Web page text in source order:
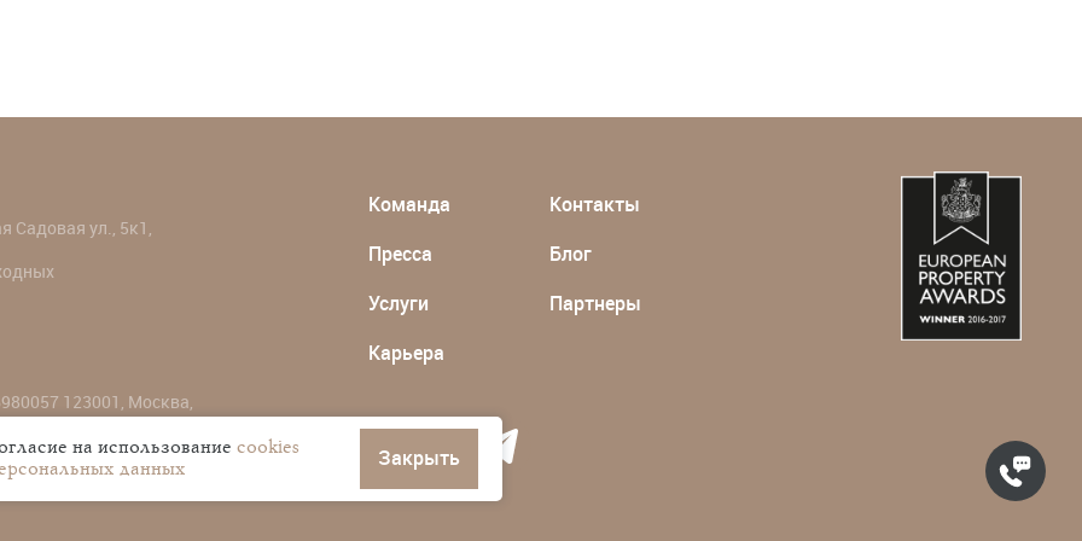
Садовая ул., 5к1,
123001, Москва,
Команда
Пресса
Услуги
Карьера
Контакты
Блог
Партнеры
на использование cookies
данных Закрыть